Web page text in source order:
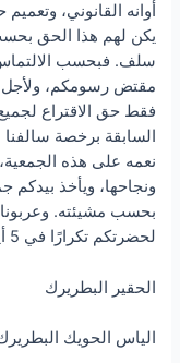
أوانه القانوني،
يكن لهم هذا الحق
سلف. فبحسب
مقتض رسومكم، ولأجل
فقط حق الاقتراع
السابقة برخصة
نعمه على هذه
ونجاحها، ويأخذ بيدكم
بحسب مشيئته. وعربونا
لحضرتكم تكرارًا في 5 أيار 1900.
الحقير البطريرك
الياس الحويك